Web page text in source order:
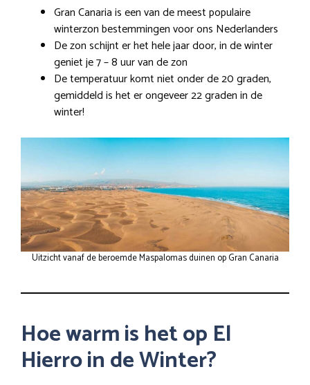
Gran Canaria is een van de meest populaire
winterzon bestemmingen voor ons Nederlanders
De zon schijnt er het hele jaar door, in de winter
geniet je 7 – 8 uur van de zon
De temperatuur komt niet onder de 20 graden,
gemiddeld is het er ongeveer 22 graden in de
winter!
Uitzicht vanaf de beroemde Maspalomas duinen op Gran Canaria
Hoe warm is het op El
Hierro in de Winter?